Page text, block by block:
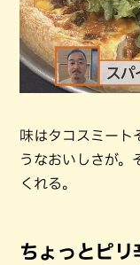
味はタコスミート
うなおいしさが。
くれる。
ちょっとピリ